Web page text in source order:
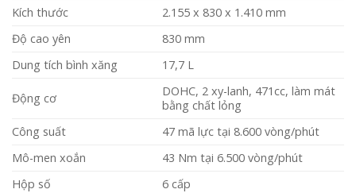
Kích thước
2.155 x 830 x 1.410 mm
Độ cao yên
830 mm
Dung tích bình xăng
17,7 L
Động cơ
DOHC, 2 xy-lanh, 471cc, làm mát
bằng chất lỏng
Công suất
47 mã lực tại 8.600 vòng/phút
Mô-men xoắn
43 Nm tại 6.500 vòng/phút
Hộp số
6 cấp